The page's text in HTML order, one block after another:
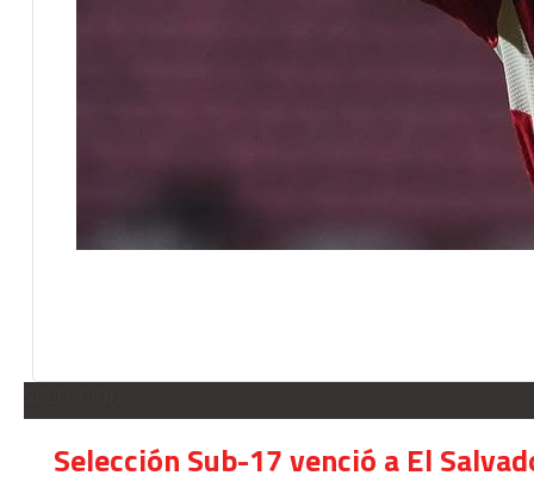
Selección Sub-17 venció a El